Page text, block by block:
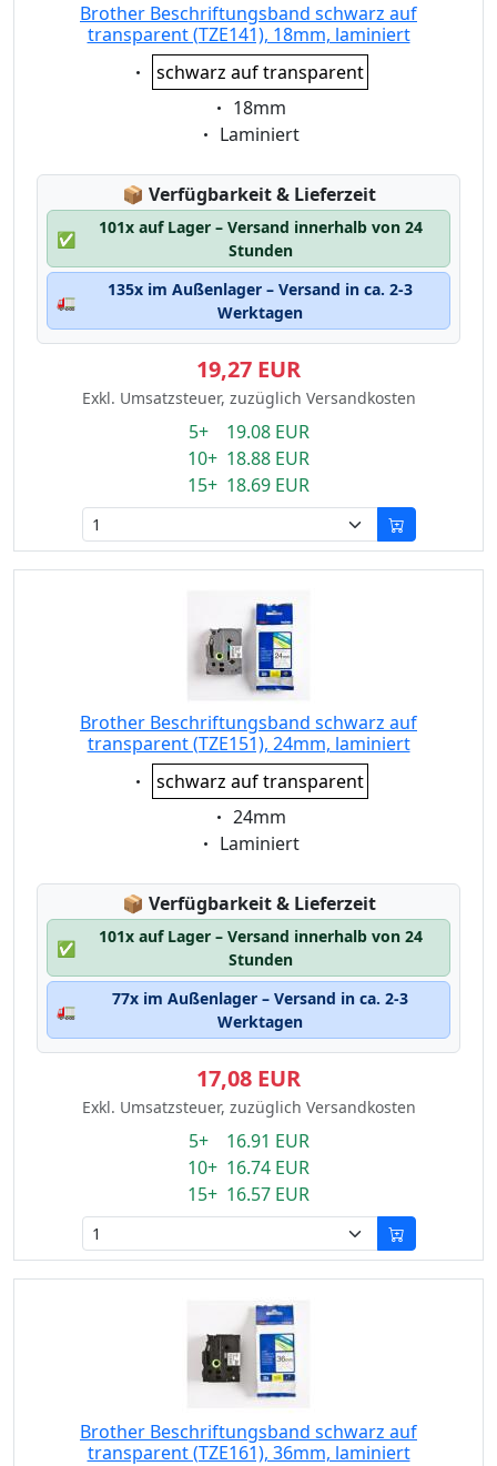
Brother Beschriftungsband schwarz auf
transparent (TZE141), 18mm, laminiert
Eigenschaft:
schwarz auf transparent
Eigenschaft:
18mm
Eigenschaft:
Laminiert
📦 Lagerstatus:
Verfügbarkeit & Lieferzeit
✅
101x auf Lager – Versand innerhalb von 24
Stunden
🚛
135x im Außenlager – Versand in ca. 2-3
Werktagen
19,27 EUR
Exkl. Umsatzsteuer, zuzüglich Versandkosten
5+ 19.08 EUR
10+ 18.88 EUR
15+ 18.69 EUR
Brother Beschriftungsband schwarz auf
transparent (TZE151), 24mm, laminiert
Eigenschaft:
schwarz auf transparent
Eigenschaft:
24mm
Eigenschaft:
Laminiert
📦 Lagerstatus:
Verfügbarkeit & Lieferzeit
✅
101x auf Lager – Versand innerhalb von 24
Stunden
🚛
77x im Außenlager – Versand in ca. 2-3
Werktagen
17,08 EUR
Exkl. Umsatzsteuer, zuzüglich Versandkosten
5+ 16.91 EUR
10+ 16.74 EUR
15+ 16.57 EUR
Brother Beschriftungsband schwarz auf
transparent (TZE161), 36mm, laminiert